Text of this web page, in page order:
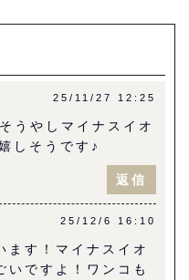
25/11/27 12:25
うやしマイナスイオ
しそうです♪
返信
25/12/6 16:10
ます！マイナスイオ
いですよ！ワンコも